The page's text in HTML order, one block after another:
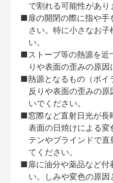
で割れる可能性があり
■扉の開閉の際に指や手
さい。特に小さなお
い。
■ストーブ等の熱源を近
りや表面の歪みの原因
■熱源となるもの（ボイ
反りや表面の歪みの
いでください。
■窓際など直射日光が長
表面の日焼けによる
テンやブラインドで
てください。
■扉に油分や薬品など付
い。しみや変色の原因